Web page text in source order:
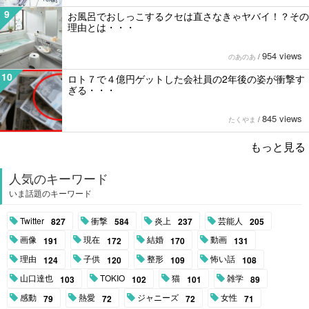
9
お風呂でおしっこするクセは直さなきゃヤバイ！？その
理由とは・・・
のあのあ / 954 views
10
ロト７で４億円ゲットした会社員の2年後の姿が衝撃す
ぎる・・・
たくやま / 845 views
もっと見る
人気のキーワード
いま話題のキーワード
Twitter 827 衝撃 584 炎上 237 芸能人 205
画像 191 現在 172 結婚 170 動画 131
理由 124 子供 120 整形 109 怖い話 108
山口達也 103 TOKIO 102 猫 101 雑学 89
感動 79 熱愛 72 ジャニーズ 72 女性 71